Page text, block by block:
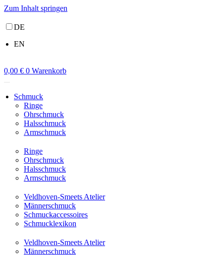
Zum Inhalt springen
DE
EN
0,00 € 0 Warenkorb
Schmuck
Ringe
Ohrschmuck
Halsschmuck
Armschmuck
Ringe
Ohrschmuck
Halsschmuck
Armschmuck
Veldhoven-Smeets Atelier
Männerschmuck
Schmuckaccessoires
Schmucklexikon
Veldhoven-Smeets Atelier
Männerschmuck